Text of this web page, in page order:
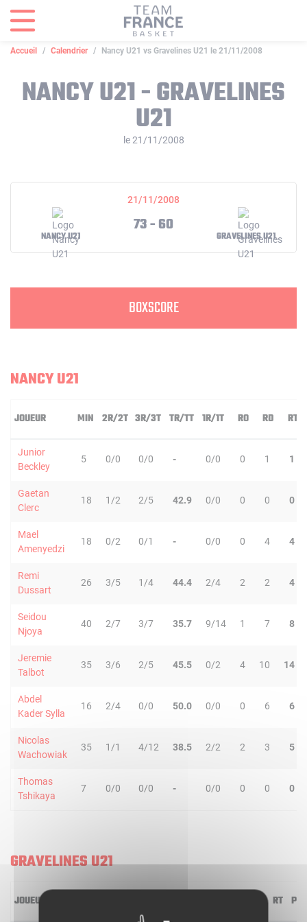
Accueil Calendrier Nancy U21 vs Gravelines U21 le 21/11/2008
NANCY U21 - GRAVELINES
U21
le 21/11/2008
21/11/2008
NANCY U21
73 - 60
GRAVELINES U21
BOXSCORE
NANCY U21
JOUEUR MIN 2R/2T 3R/3T TR/TT 1R/1T RO RD RT
Junior
Beckley
5 0/0 0/0 - 0/0 0 1 1
Gaetan
Clerc
18 1/2 2/5 42.9 0/0 0 0 0
Mael
Amenyedzi
18 0/2 0/1 - 0/0 0 4 4
Remi
Dussart
26 3/5 1/4 44.4 2/4 2 2 4
Seidou
Njoya
40 2/7 3/7 35.7 9/14 1 7 8
Jeremie
Talbot
35 3/6 2/5 45.5 0/2 4 10 14
Abdel
Kader Sylla
16 2/4 0/0 50.0 0/0 0 6 6
Nicolas
Wachowiak
35 1/1 4/12 38.5 2/2 2 3 5
Thomas
Tshikaya
7 0/0 0/0 - 0/0 0 0 0
GRAVELINES U21
JOUEUR RT PD
Panneau de gestion des cookies